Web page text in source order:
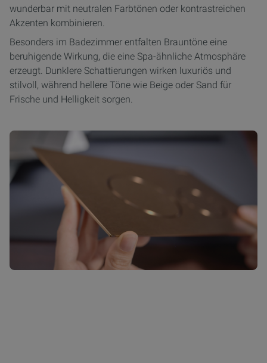
wunderbar mit neutralen Farbtönen oder kontrastreichen
Akzenten kombinieren.
Besonders im Badezimmer entfalten Brauntöne eine
beruhigende Wirkung, die eine Spa-ähnliche Atmosphäre
erzeugt. Dunklere Schattierungen wirken luxuriös und
stilvoll, während hellere Töne wie Beige oder Sand für
Frische und Helligkeit sorgen.